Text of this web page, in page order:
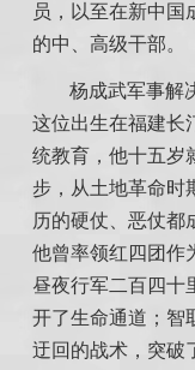
员，以至在新中国
的中、高级干部。
杨成武军事解
这位出生在福建长
统教育，他十五岁
步，从土地革命时
历的硬仗、恶仗都
他曾率领红四团作
昼夜行军二百四十
开了生命通道；智
迂回的战术，突